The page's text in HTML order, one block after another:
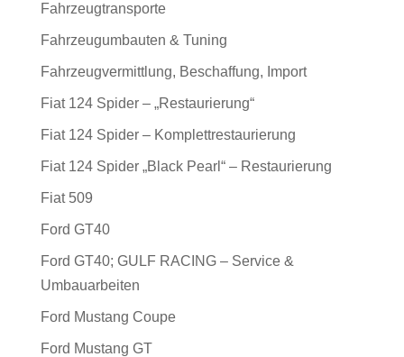
Fahrzeugtransporte
Fahrzeugumbauten & Tuning
Fahrzeugvermittlung, Beschaffung, Import
Fiat 124 Spider – „Restaurierung“
Fiat 124 Spider – Komplettrestaurierung
Fiat 124 Spider „Black Pearl“ – Restaurierung
Fiat 509
Ford GT40
Ford GT40; GULF RACING – Service &
Umbauarbeiten
Ford Mustang Coupe
Ford Mustang GT